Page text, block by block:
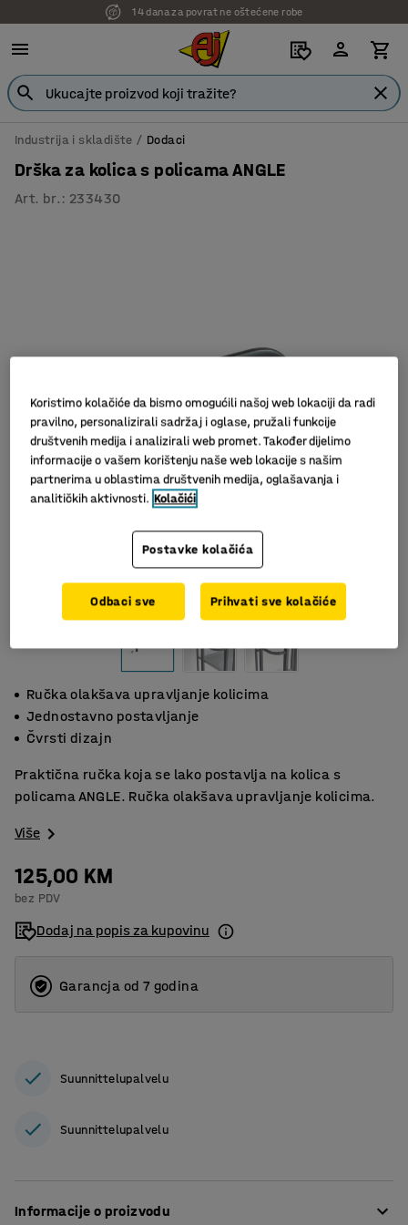
14 dana za povrat ne oštećene robe
Industrija i skladište Dodaci
Drška za kolica s policama ANGLE
Art. br. : 233430
Ručka olakšava upravljanje kolicima
Jednostavno postavljanje
Čvrsti dizajn
Praktična ručka koja se lako postavlja na kolica s
policama ANGLE. Ručka olakšava upravljanje kolicima.
Više
125,00 KM
bez PDV
Dodaj na popis za kupovinu
Garancja od 7 godina
Suunnittelupalvelu
Suunnittelupalvelu
Informacije o proizvodu
Koristimo kolačiće da bismo omogućili našoj web lokaciji da radi
pravilno, personalizirali sadržaj i oglase, pružali funkcije
društvenih medija i analizirali web promet. Također dijelimo
informacije o vašem korištenju naše web lokacije s našim
partnerima u oblastima društvenih medija, oglašavanja i
analitičkih aktivnosti. Kolačići
Postavke kolačića
Odbaci sve Prihvati sve kolačiće